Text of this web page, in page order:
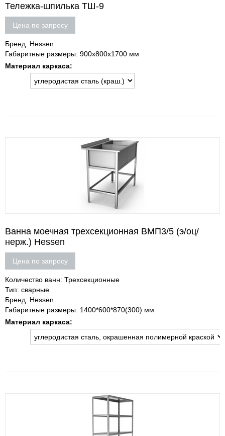
Тележка-шпилька ТШ-9
Цена по запросу
Бренд: Hessen
Габаритные размеры: 900х800х1700 мм
Материал каркаса:
Ванна моечная трехсекционная ВМП3/5 (э/оц/
нерж.) Hessen
Цена по запросу
Количество ванн: Трехсекционные
Тип: сварные
Бренд: Hessen
Габаритные размеры: 1400*600*870(300) мм
Материал каркаса: